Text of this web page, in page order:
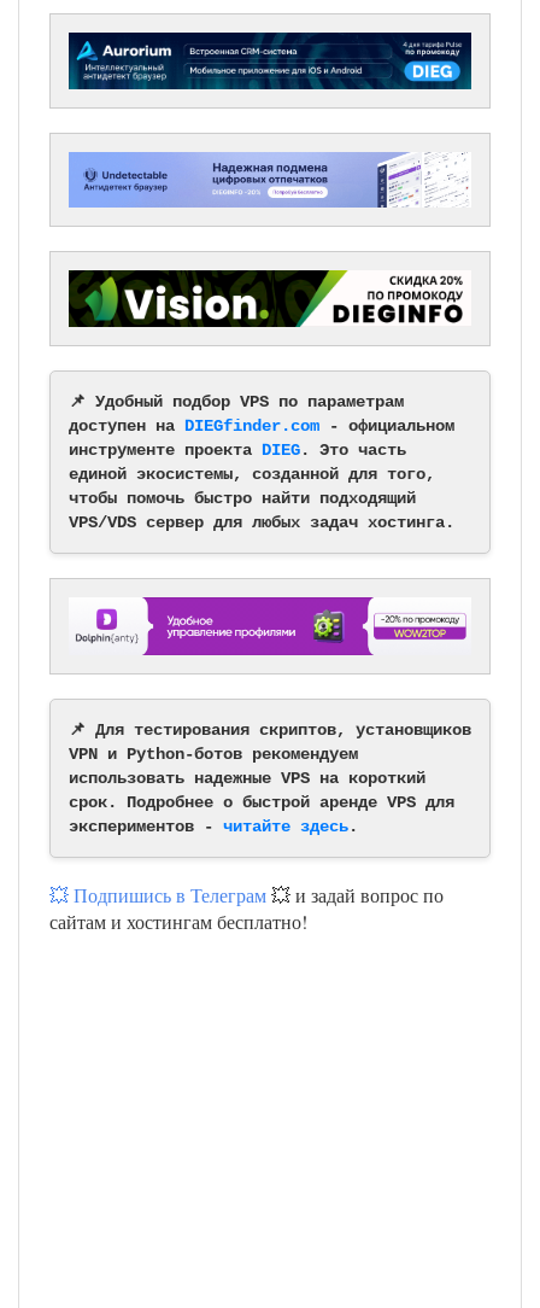
📌 Удобный подбор VPS по параметрам
доступен на DIEGfinder.com - официальном
инструменте проекта DIEG. Это часть
единой экосистемы, созданной для того,
чтобы помочь быстро найти подходящий
VPS/VDS сервер для любых задач хостинга.
📌 Для тестирования скриптов, установщиков
VPN и Python-ботов рекомендуем
использовать надежные VPS на короткий
срок. Подробнее о быстрой аренде VPS для
экспериментов - читайте здесь.
💥 Подпишись в Телеграм💥 и задай вопрос по
сайтам и хостингам бесплатно!